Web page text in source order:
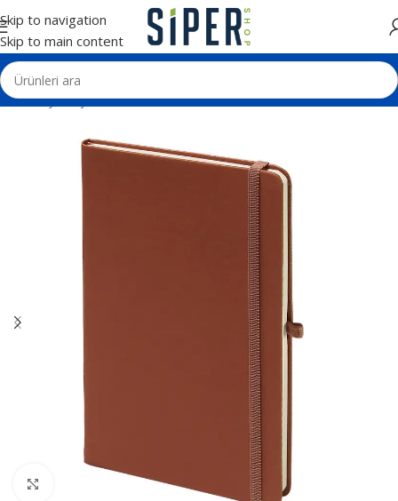
Skip to navigation
Skip to main content
Ana Sayfa Ajanda ve Defterler Tarihsiz Defterler
Büyütmek için tıklayın